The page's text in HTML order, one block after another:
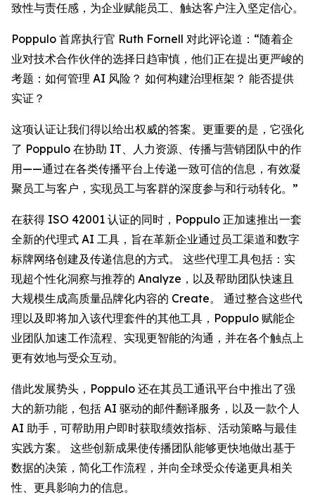
致性与责任感，为企业赋能员工、触达客户注入坚定信心。
Poppulo 首席执行官 Ruth Fornell 对此评论道：“随着企
业对技术合作伙伴的选择日趋审慎，他们正在提出更严峻的
考题：如何管理 AI 风险？ 如何构建治理框架？ 能否提供
实证？
这项认证让我们得以给出权威的答案。更重要的是，它强化
了 Poppulo 在协助 IT、人力资源、传播与营销团队中的作
用——通过在各类传播平台上传递一致可信的信息，有效凝
聚员工与客户，实现员工与客群的深度参与和行动转化。”
在获得 ISO 42001 认证的同时，Poppulo 正加速推出一套
全新的代理式 AI 工具，旨在革新企业通过员工渠道和数字
标牌网络创建及传递信息的方式。 这些代理工具包括：实
现超个性化洞察与推荐的 Analyze ，以及帮助团队快速且
大规模生成高质量品牌化内容的 Create。 通过整合这些代
理以及即将加入该代理套件的其他工具，Poppulo 赋能企
业团队加速工作流程、实现更智能的沟通，并在各个触点上
更有效地与受众互动。
借此发展势头，Poppulo 还在其员工通讯平台中推出了强
大的新功能，包括 AI 驱动的邮件翻译服务，以及一款个人
AI 助手，可帮助用户即时获取绩效指标、活动策略与最佳
实践方案。 这些创新成果使传播团队能够更快地做出基于
数据的决策，简化工作流程，并向全球受众传递更具相关
性、更具影响力的信息。